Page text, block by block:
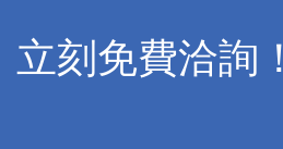
刻免費洽詢！